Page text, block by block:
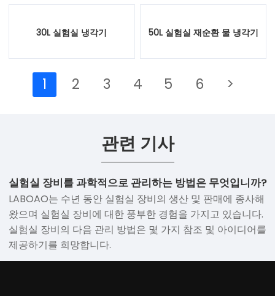
30L 실험실 냉각기 50L 실험실 재순환 물 냉각기
1 2 3 4 5 6 >
관련 기사
실험실 장비를 과학적으로 관리하는 방법은 무엇입니까?
LABOAO는 수년 동안 실험실 장비의 생산 및 판매에 종사해
왔으며 실험실 장비에 대한 풍부한 경험을 가지고 있습니다.
실험실 장비의 다음 관리 방법은 몇 가지 참조 및 아이디어를
제공하기를 희망합니다.